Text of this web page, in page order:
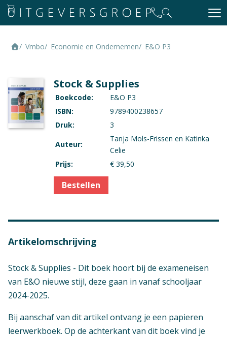
Vmbo Economie en Ondernemen E&O P3
Stock & Supplies
Boekcode:
E&O P3
ISBN:
9789400238657
Druk:
3
Auteur:
Tanja Mols-Frissen en Katinka
Celie
Prijs:
€ 39,50
Bestellen
Artikelomschrijving
Stock & Supplies - Dit boek hoort bij de exameneisen
van E&O nieuwe stijl, deze gaan in vanaf schooljaar
2024-2025.
Bij aanschaf van dit artikel ontvang je een papieren
leerwerkboek. Op de achterkant van dit boek vind je